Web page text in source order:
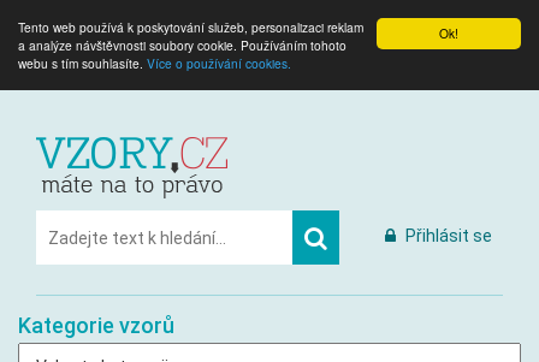
Ok!
Tento web používá k poskytování služeb, personalizaci reklam
a analýze návštěvnosti soubory cookie. Používáním tohoto
webu s tím souhlasíte. Více o používání cookies.
Přihlásit se
Kategorie vzorů